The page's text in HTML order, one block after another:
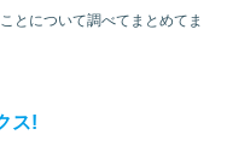
とについて調べてまとめてま
ス!